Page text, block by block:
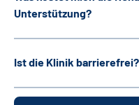
Unterstützung?
Ist die Klinik barrierefrei?